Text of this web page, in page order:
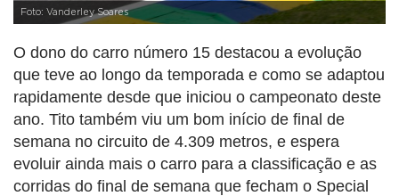
Foto: Vanderley Soares
O dono do carro número 15 destacou a evolução
que teve ao longo da temporada e como se adaptou
rapidamente desde que iniciou o campeonato deste
ano. Tito também viu um bom início de final de
semana no circuito de 4.309 metros, e espera
evoluir ainda mais o carro para a classificação e as
corridas do final de semana que fecham o Special